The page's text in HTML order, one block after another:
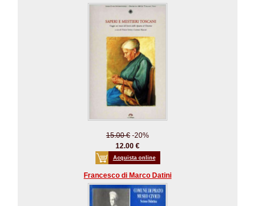
15.00 € -20%
12.00 €
Acquista online
Francesco di Marco Datini